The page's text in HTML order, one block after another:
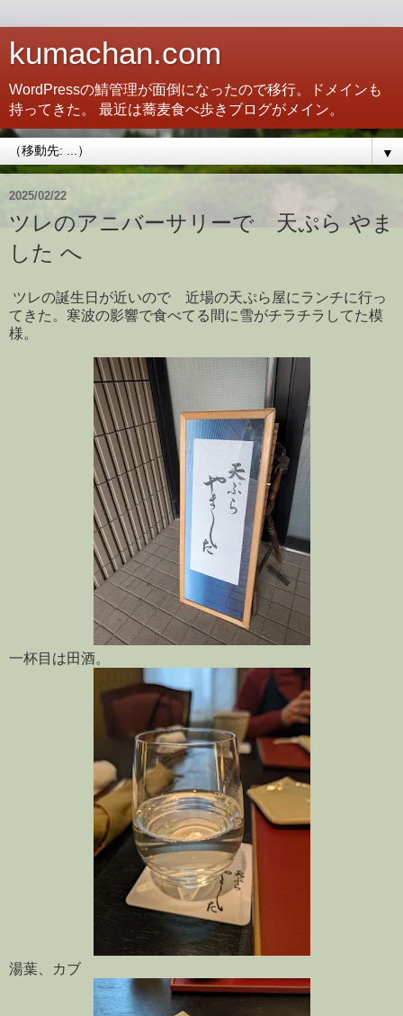
kumachan.com
WordPressの鯖管理が面倒になったので移行。ドメインも
持ってきた。 最近は蕎麦食べ歩きブログがメイン。
▼
2025/02/22
ツレのアニバーサリーで 天ぷら やま
した へ
ツレの誕生日が近いので 近場の天ぷら屋にランチに行っ
てきた。寒波の影響で食べてる間に雪がチラチラしてた模
様。
一杯目は田酒。
湯葉、カブ